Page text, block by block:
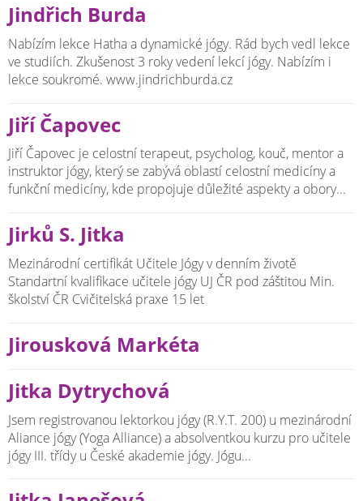
Jindřich Burda
Nabízím lekce Hatha a dynamické jógy. Rád bych vedl lekce
ve studiích. Zkušenost 3 roky vedení lekcí jógy. Nabízím i
lekce soukromé. www.jindrichburda.cz
Jiří Čapovec
Jiří Čapovec je celostní terapeut, psycholog, kouč, mentor a
instruktor jógy, který se zabývá oblastí celostní medicíny a
funkční medicíny, kde propojuje důležité aspekty a obory...
Jirků S. Jitka
Mezinárodní certifikát Učitele Jógy v denním životě
Standartní kvalifikace učitele jógy UJ ČR pod záštitou Min.
školství ČR Cvičitelská praxe 15 let
Jirousková Markéta
Jitka Dytrychová
Jsem registrovanou lektorkou jógy (R.Y.T. 200) u mezinárodní
Aliance jógy (Yoga Alliance) a absolventkou kurzu pro učitele
jógy III. třídy u České akademie jógy. Jógu...